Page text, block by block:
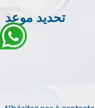
تحديد موعد